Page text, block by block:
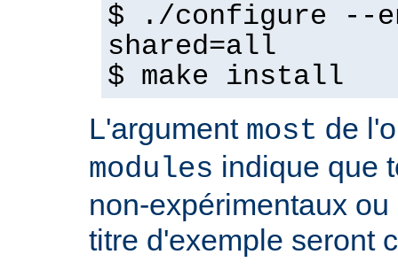
$ ./configure --
shared=all
$ make install
L'argument most de
modules indique que
non-expérimentaux
titre d'exemple seront